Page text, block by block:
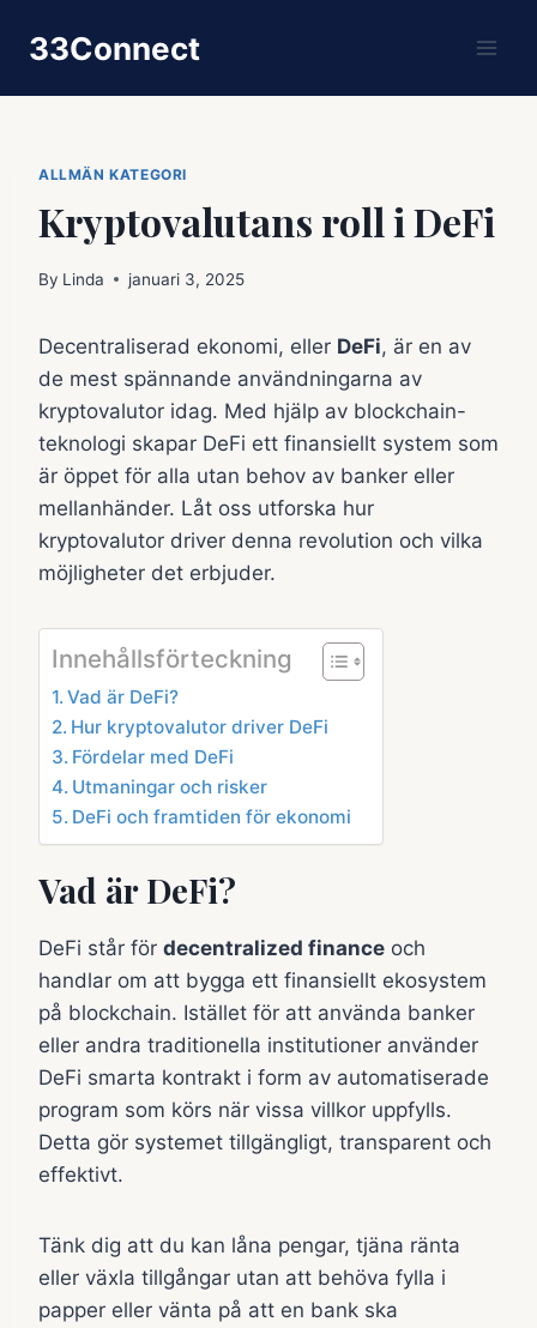
33Connect
ALLMÄN KATEGORI
Kryptovalutans roll i DeFi
By Linda januari 3, 2025
Decentraliserad ekonomi, eller DeFi, är en av
de mest spännande användningarna av
kryptovalutor idag. Med hjälp av blockchain-
teknologi skapar DeFi ett finansiellt system som
är öppet för alla utan behov av banker eller
mellanhänder. Låt oss utforska hur
kryptovalutor driver denna revolution och vilka
möjligheter det erbjuder.
Innehållsförteckning
Vad är DeFi?
Hur kryptovalutor driver DeFi
Fördelar med DeFi
Utmaningar och risker
DeFi och framtiden för ekonomi
Vad är DeFi?
DeFi står för decentralized finance och
handlar om att bygga ett finansiellt ekosystem
på blockchain. Istället för att använda banker
eller andra traditionella institutioner använder
DeFi smarta kontrakt i form av automatiserade
program som körs när vissa villkor uppfylls.
Detta gör systemet tillgängligt, transparent och
effektivt.
Tänk dig att du kan låna pengar, tjäna ränta
eller växla tillgångar utan att behöva fylla i
papper eller vänta på att en bank ska